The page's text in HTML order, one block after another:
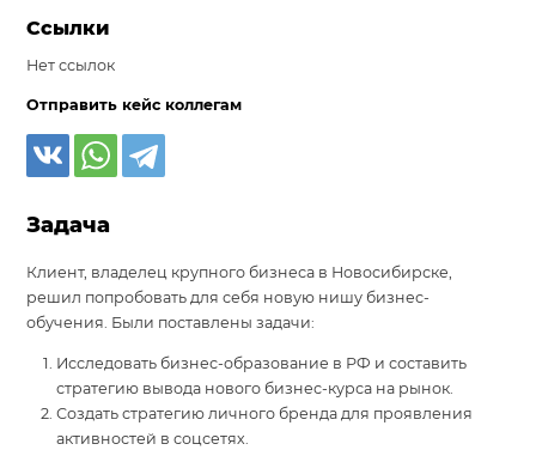
Ссылки
Нет ссылок
Отправить кейс коллегам
Задача
Клиент, владелец крупного бизнеса в Новосибирске,
решил попробовать для себя новую нишу бизнес-
обучения. Были поставлены задачи:
Исследовать бизнес-образование в РФ и составить
стратегию вывода нового бизнес-курса на рынок.
Создать стратегию личного бренда для проявления
активностей в соцсетях.